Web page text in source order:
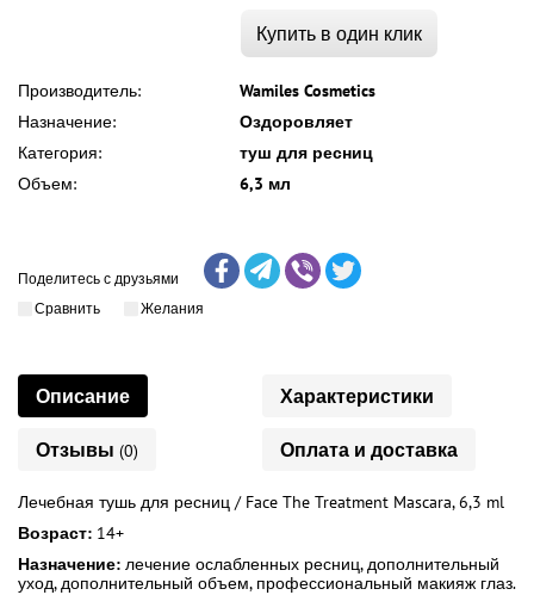
Купить в один клик
Производитель:
Wamiles Cosmetics
Назначение:
Оздоровляет
Категория:
туш для ресниц
Объем:
6,3 мл
Поделитесь с друзьями
Сравнить
Желания
Описание Характеристики
Отзывы (0) Оплата и доставка
Лечебная тушь для ресниц / Face The Treatment Mascara, 6,3 ml
Возраст: 14+
Назначение: лечение ослабленных ресниц, дополнительный
уход, дополнительный объем, профессиональный макияж глаз.